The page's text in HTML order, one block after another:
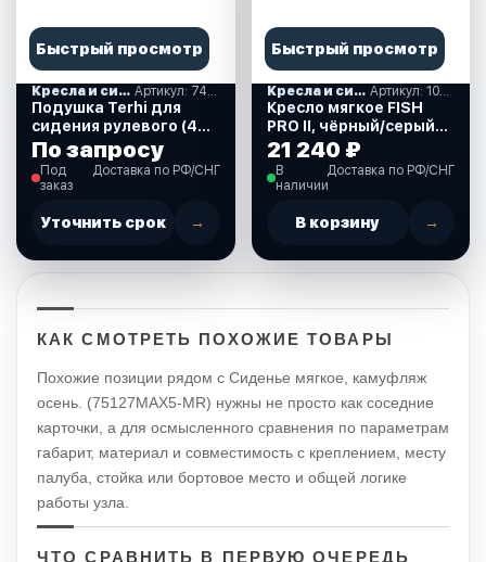
Быстрый просмотр
Кресла и сиденья Артикул: 74851
Подушка Terhi для
сидения рулевого (475
Open FC) 74851
По запросу
Под
заказ
Доставка по РФ/СНГ
Уточнить срок →
Быстрый просмотр
Кресла и сиденья Артикул: 1041483
Кресло мягкое FISH
PRO II, чёрный/серый
(1041483)
21 240 ₽
В
наличии
Доставка по РФ/СНГ
В корзину →
КАК СМОТРЕТЬ ПОХОЖИЕ ТОВАРЫ
Похожие позиции рядом с Сиденье мягкое, камуфляж
осень. (75127MAX5-MR) нужны не просто как соседние
карточки, а для осмысленного сравнения по параметрам
габарит, материал и совместимость с креплением, месту
палуба, стойка или бортовое место и общей логике
работы узла.
ЧТО СРАВНИТЬ В ПЕРВУЮ ОЧЕРЕДЬ